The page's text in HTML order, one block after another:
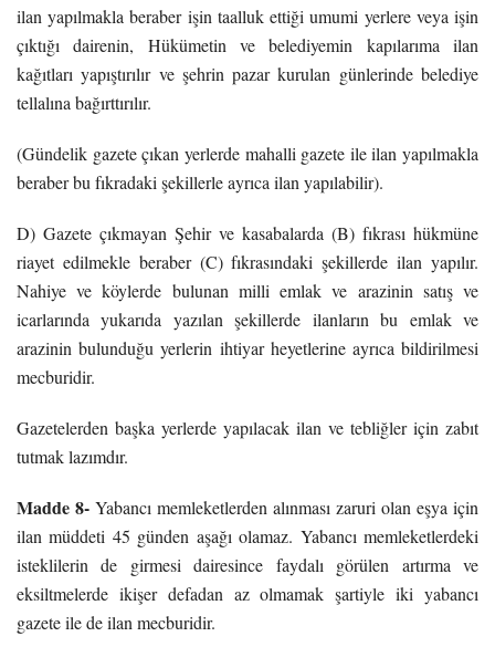
ilan yapılmakla beraber işin taalluk ettiği umumi yerlere veya işin
çıktığı dairenin, Hükümetin ve belediyemin kapılarıma ilan
kağıtları yapıştırılır ve şehrin pazar kurulan günlerinde belediye
tellalına bağırttırılır.
(Gündelik gazete çıkan yerlerde mahalli gazete ile ilan yapılmakla
beraber bu fıkradaki şekillerle ayrıca ilan yapılabilir).
D) Gazete çıkmayan Şehir ve kasabalarda (B) fıkrası hükmüne
riayet edilmekle beraber (C) fıkrasındaki şekillerde ilan yapılır.
Nahiye ve köylerde bulunan milli emlak ve arazinin satış ve
icarlarında yukarıda yazılan şekillerde ilanların bu emlak ve
arazinin bulunduğu yerlerin ihtiyar heyetlerine ayrıca bildirilmesi
mecburidir.
Gazetelerden başka yerlerde yapılacak ilan ve tebliğler için zabıt
tutmak lazımdır.
Madde 8- Yabancı memleketlerden alınması zaruri olan eşya için
ilan müddeti 45 günden aşağı olamaz. Yabancı memleketlerdeki
isteklilerin de girmesi dairesince faydalı görülen artırma ve
eksiltmelerde ikişer defadan az olmamak şartiyle iki yabancı
gazete ile de ilan mecburidir.